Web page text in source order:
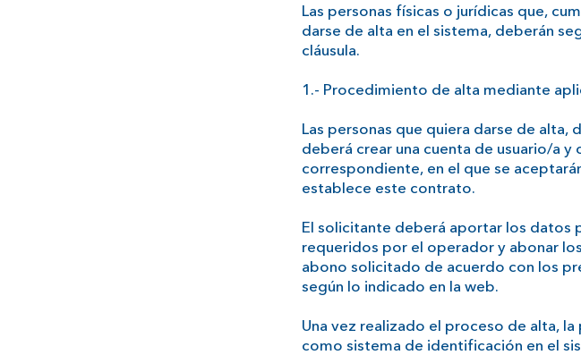
Las personas físicas o jurídicas que,
darse de alta en el sistema, deberán
cláusula.
1.- Procedimiento de alta mediante
Las personas que quiera darse de alta,
deberá crear una cuenta de usuario/a
correspondiente, en el que se
establece este contrato.
El solicitante deberá aportar los
requeridos por el operador y abonar
abono solicitado de acuerdo con los
según lo indicado en la web.
Una vez realizado el proceso de alta, la
como sistema de identificación en el